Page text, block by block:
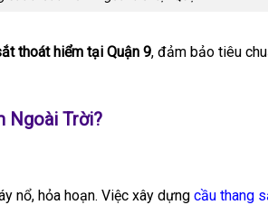
thoát hiểm tại Quận 9, đảm bảo tiêu
Ngoài Trời?
nổ, hỏa hoạn. Việc xây dựng cầu thang